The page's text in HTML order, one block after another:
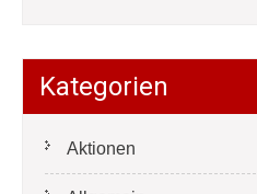
Kategorien
Aktionen